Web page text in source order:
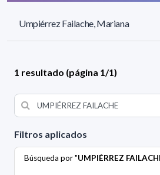
Filtros aplicados
Búsqueda por "UMPIÉRREZ
Umpiérrez Failache, Mariana
1 resultado (página 1/1)